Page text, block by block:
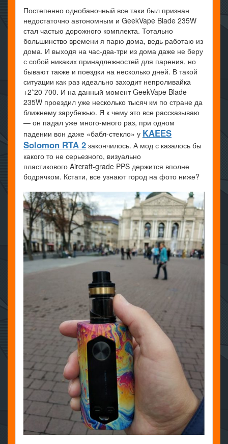
Постепенно однобаночный все таки был признан
недостаточно автономным и GeekVape Blade 235W
стал частью дорожного комплекта. Тотально
большинство времени я парю дома, ведь работаю из
дома. И выходя на час-два-три из дома даже не беру
с собой никаких принадлежностей для парения, но
бывают также и поездки на несколько дней. В такой
ситуации как раз идеально заходит непроливайка
+2*20 700. И на данный момент GeekVape Blade
235W проездил уже несколько тысяч км по стране да
ближнему зарубежью. Я к чему это все рассказываю
— он падал уже много-много раз, при одном
падении вон даже «бабл-стекло» у KAEES
Solomon RTA 2 закончилось. А мод с казалось бы
какого то не серьезного, визуально
пластикового Aircraft-grade PPS держится вполне
бодрячком. Кстати, все узнают город на фото ниже?